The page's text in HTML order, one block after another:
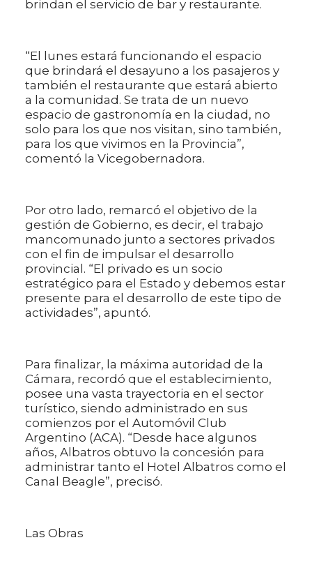
brindan el servicio de bar y restaurante.
“El lunes estará funcionando el espacio
que brindará el desayuno a los pasajeros y
también el restaurante que estará abierto
a la comunidad. Se trata de un nuevo
espacio de gastronomía en la ciudad, no
solo para los que nos visitan, sino también,
para los que vivimos en la Provincia”,
comentó la Vicegobernadora.
Por otro lado, remarcó el objetivo de la
gestión de Gobierno, es decir, el trabajo
mancomunado junto a sectores privados
con el fin de impulsar el desarrollo
provincial. “El privado es un socio
estratégico para el Estado y debemos estar
presente para el desarrollo de este tipo de
actividades”, apuntó.
Para finalizar, la máxima autoridad de la
Cámara, recordó que el establecimiento,
posee una vasta trayectoria en el sector
turístico, siendo administrado en sus
comienzos por el Automóvil Club
Argentino (ACA). “Desde hace algunos
años, Albatros obtuvo la concesión para
administrar tanto el Hotel Albatros como el
Canal Beagle”, precisó.
Las Obras